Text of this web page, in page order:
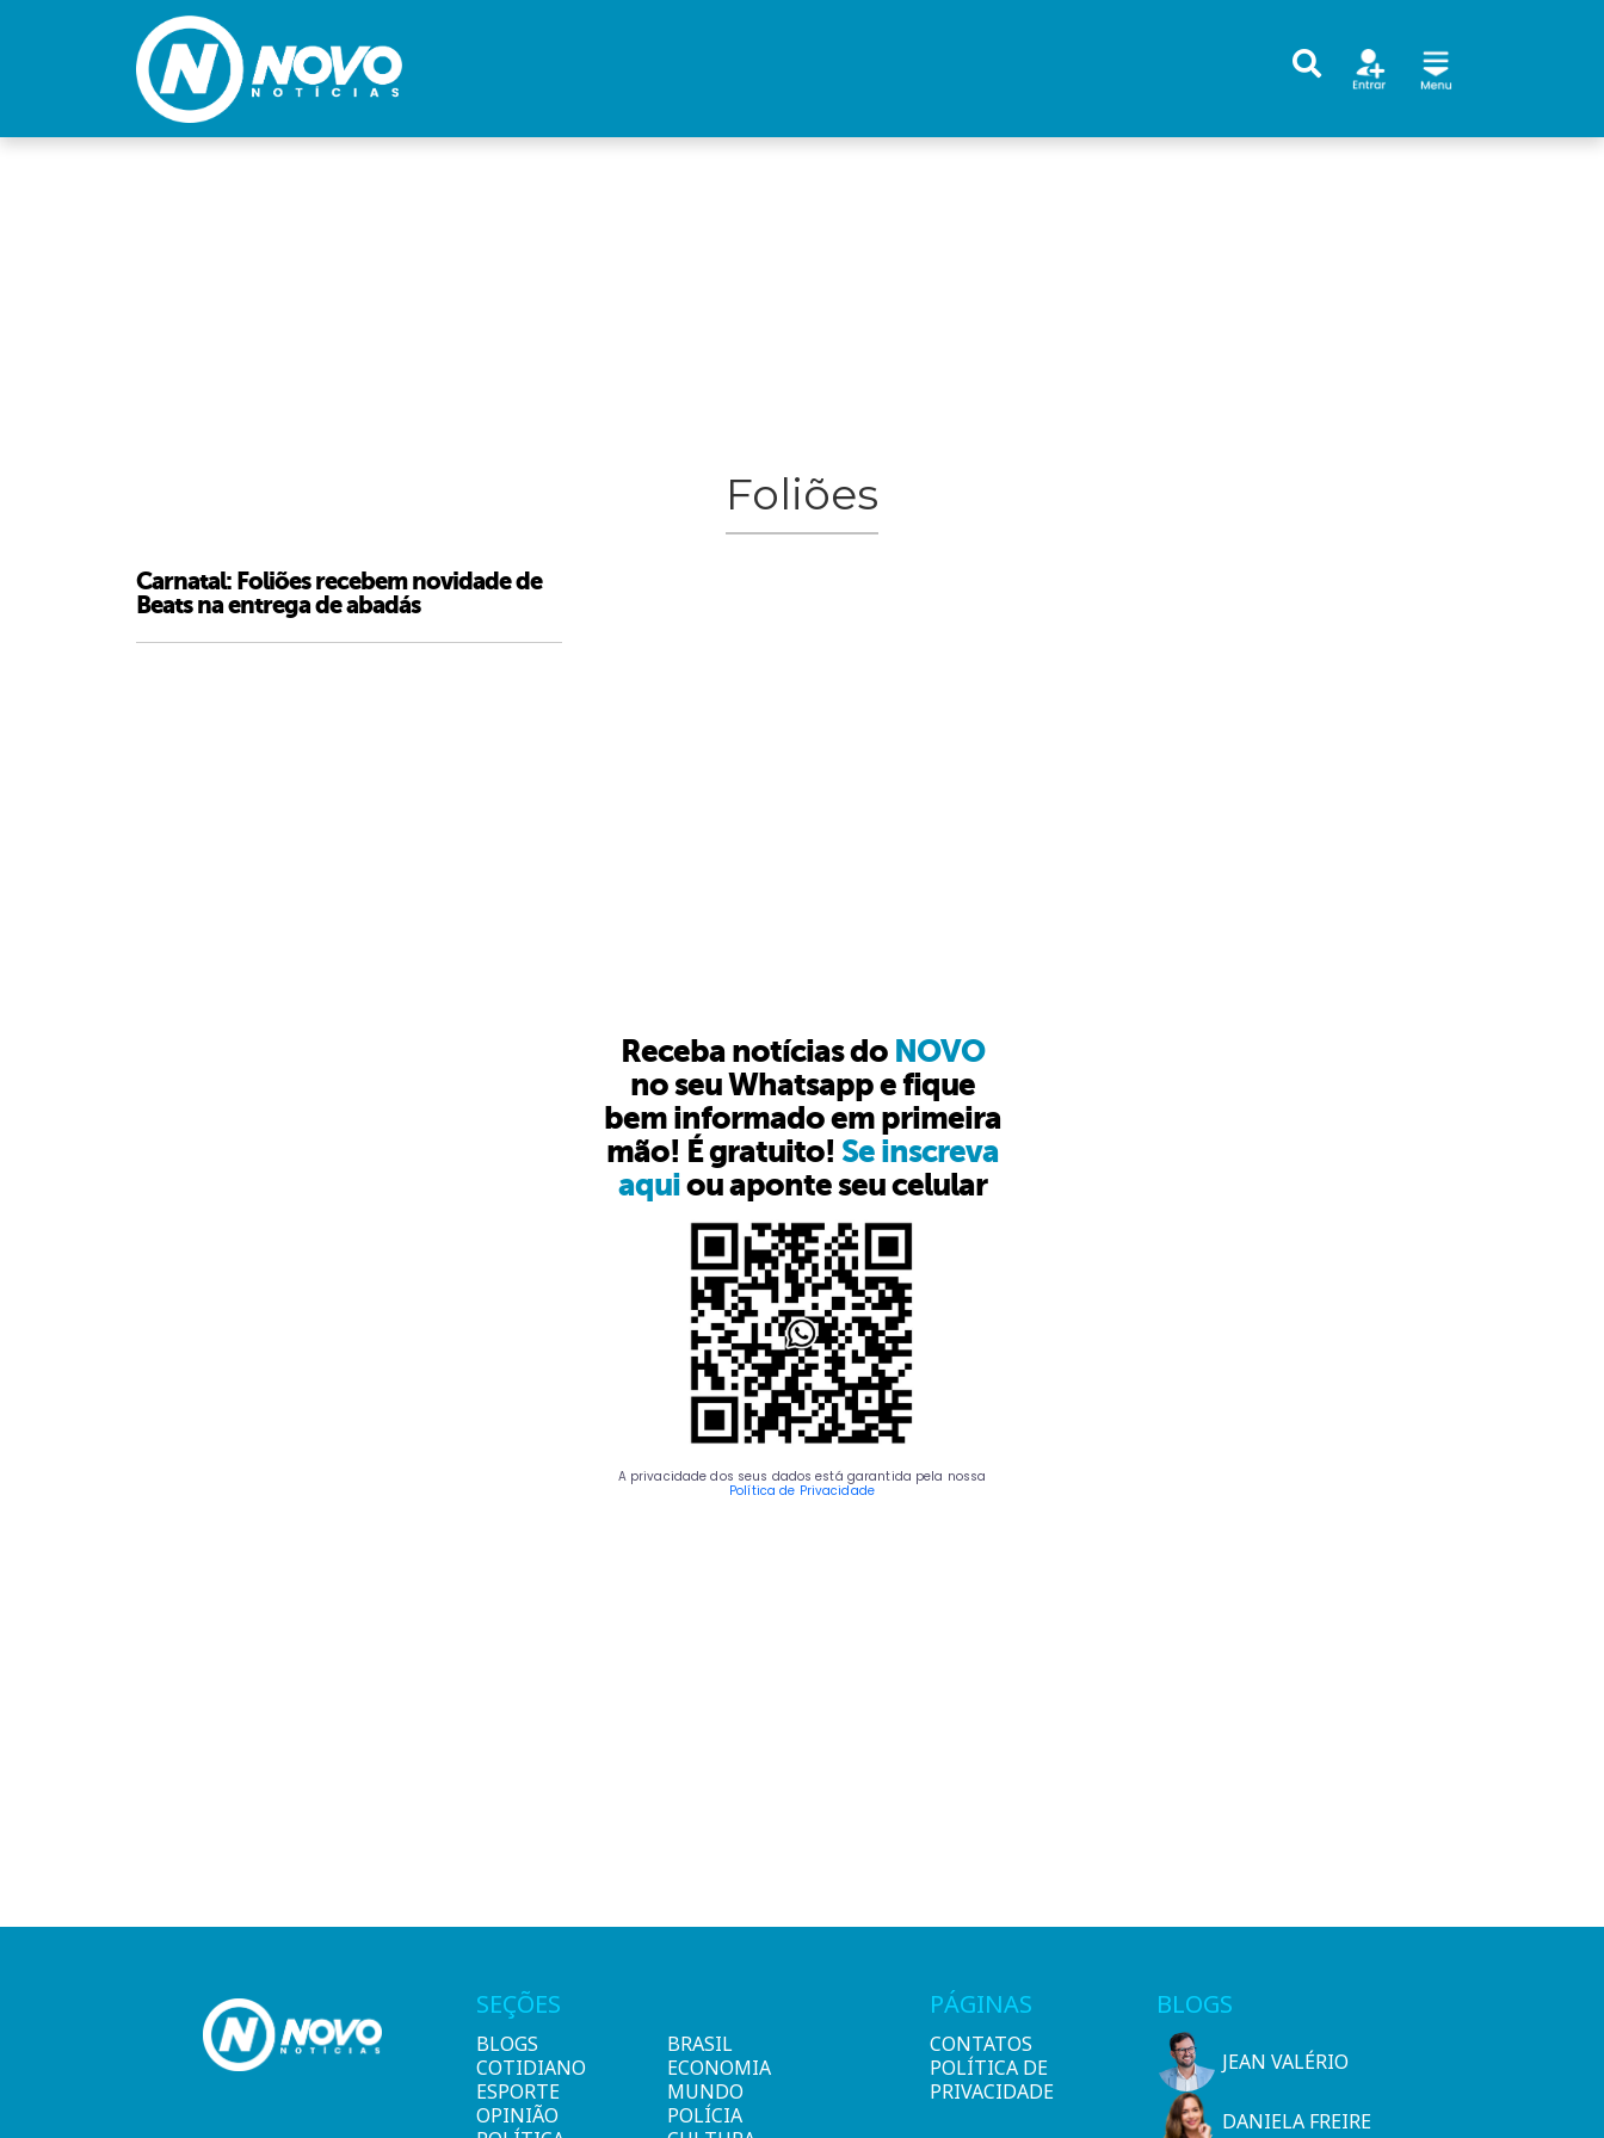
Foliões
Carnatal: Foliões recebem novidade de
Beats na entrega de abadás
Receba notícias do NOVO
no seu Whatsapp e fique
bem informado em primeira
mão! É gratuito! Se inscreva
aquiou aponte seu celular
A privacidade dos seus dados está garantida pela nossa
Política de Privacidade
SEÇÕES
BLOGS
BRASIL
COTIDIANO
ECONOMIA
ESPORTE
MUNDO
OPINIÃO
POLÍCIA
PÁGINAS
CONTATOS
POLÍTICA DE
PRIVACIDADE
BLOGS
JEAN VALÉRIO
DANIELA FREIRE